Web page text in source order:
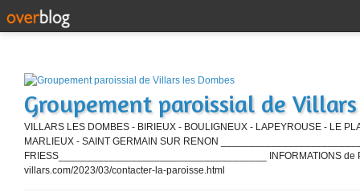
Groupement paroissial de
VILLARS LES DOMBES - BIRIEUX - BOULIGNEUX - LAPEYROUSE - LE
MARLIEUX - SAINT GERMAIN SUR RENON
FRIESS_____________________________________ INFORMATIONS de
villars.com/2023/03/contacter-la-paroisse.html